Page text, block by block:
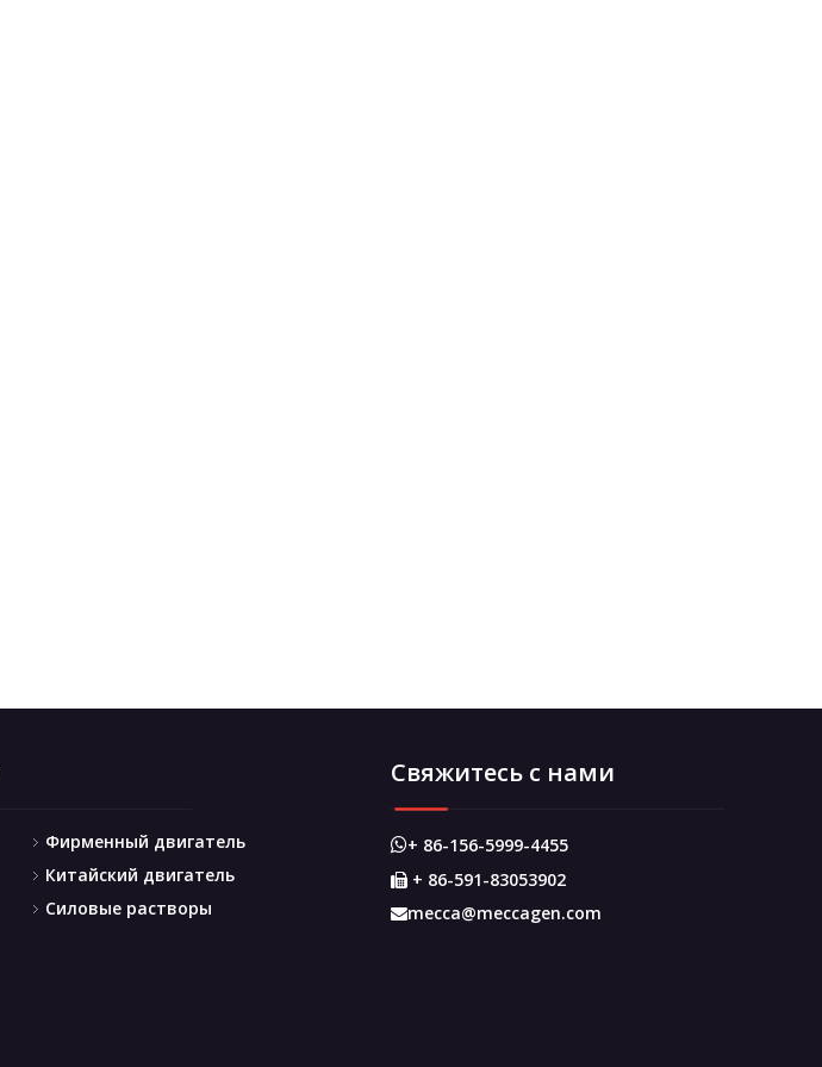
Фирменный двигатель
Китайский двигатель
Силовые растворы
Свяжитесь с нами
+ 86-156-5999-4455
 + 86-591-83053902
mecca@meccagen.com